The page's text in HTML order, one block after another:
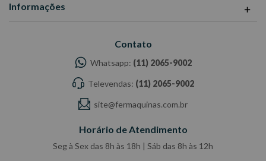
Informações
Contato
Whatsapp: (11) 2065-9002
Televendas: (11) 2065-9002
site@fermaquinas.com.br
Horário de Atendimento
Seg à Sex das 8h às 18h | Sáb das 8h às 12h